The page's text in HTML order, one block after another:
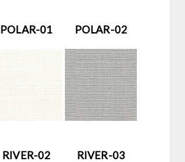
POLAR-01 POLAR-02
RIVER-02 RIVER-03